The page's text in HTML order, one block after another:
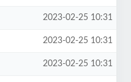
2023-02-25 10:31
2023-02-25 10:31
2023-02-25 10:31